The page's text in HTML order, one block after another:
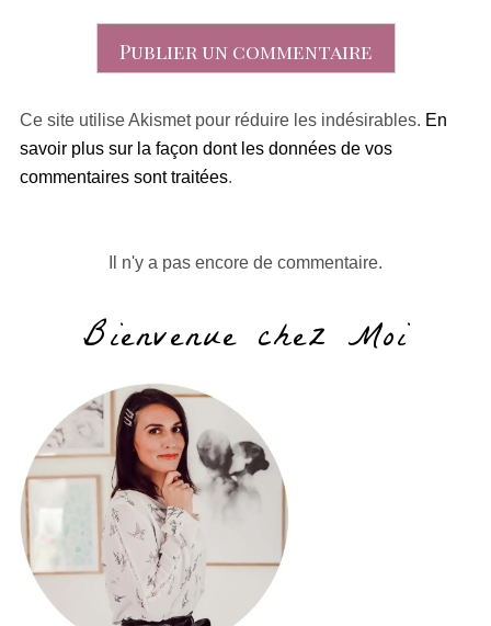
Ce site utilise Akismet pour réduire les indésirables. En
savoir plus sur la façon dont les données de vos
commentaires sont traitées.
Il n'y a pas encore de commentaire.
Bienvenue chez Moi